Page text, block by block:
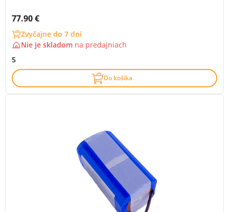
Cena s DPH:
77.90 €
Zvyčajne do 7 dní
Nie je skladom na predajniach
5
Do košíka